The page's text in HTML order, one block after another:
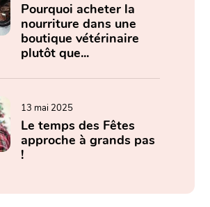
Pourquoi acheter la
nourriture dans une
boutique vétérinaire
plutôt que...
13 mai 2025
Le temps des Fêtes
approche à grands pas
!